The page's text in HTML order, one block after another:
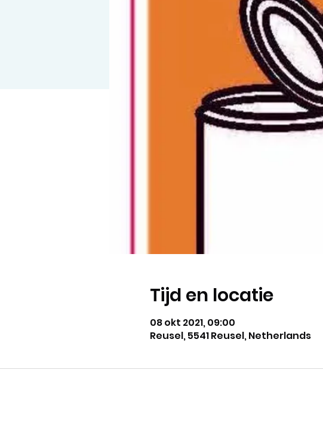
Tijd en locatie
08 okt 2021, 09:00
Reusel, 5541 Reusel, Netherlands